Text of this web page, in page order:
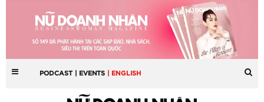
PODCAST | EVENTS | ENGLISH